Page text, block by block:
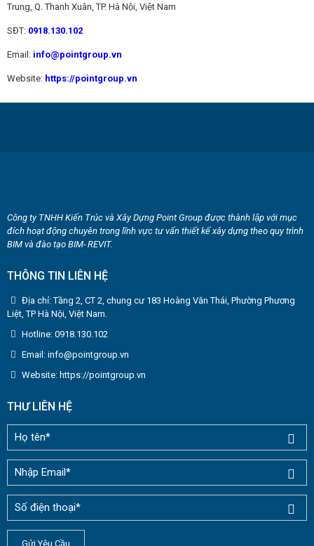
Trung, Q. Thanh Xuân, TP. Hà Nội, Việt Nam
SĐT: 0918.130.102
Email: info@pointgroup.vn
Website: https://pointgroup.vn
Công ty TNHH Kiến Trúc và Xây Dựng Point Group được thành lập với mục
đích hoạt động chuyên trong lĩnh vực tư vấn thiết kế xây dựng theo quy trình
BIM và đào tạo BIM- REVIT.
THÔNG TIN LIÊN HỆ
Địa chỉ: Tầng 2, CT 2, chung cư 183 Hoàng Văn Thái, Phường Phương
Liệt, TP Hà Nội, Việt Nam.
Hotline: 0918.130.102
Email: info@pointgroup.vn
Website: https://pointgroup.vn
THƯ LIÊN HỆ